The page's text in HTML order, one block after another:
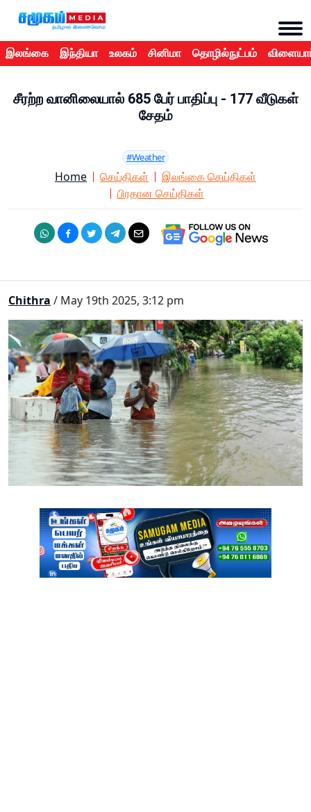
இலங்கை இந்தியா உலகம் சினிமா தொழில்நுட்பம்
சீரற்ற வானிலையால் 685 பேர் பாதிப்பு - 177 வீடுகள்
சேதம்
#Weather
Home செய்திகள்
இலங்கை செய்திகள்
பிரதான செய்திகள்
Chithra / May 19th 2025, 3:12 pm